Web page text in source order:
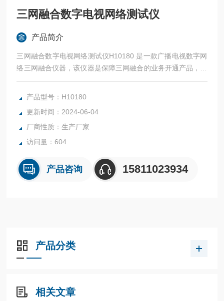
三网融合数字电视网络测试仪
产品简介
三网融合数字电视网络测试仪H10180 是一款广播电视数字网
络三网融合仪器，该仪器是保障三网融合的业务开通产品，快
速网页浏览。具有*的数字电视分析功能。
产品型号：H10180
更新时间：2024-06-04
厂商性质：生产厂家
访问量：604
产品咨询 15811023934
产品分类
相关文章